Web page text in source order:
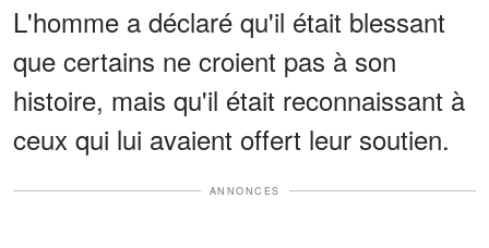
L'homme a déclaré qu'il était blessant
que certains ne croient pas à son
histoire, mais qu'il était reconnaissant à
ceux qui lui avaient offert leur soutien.
ANNONCES